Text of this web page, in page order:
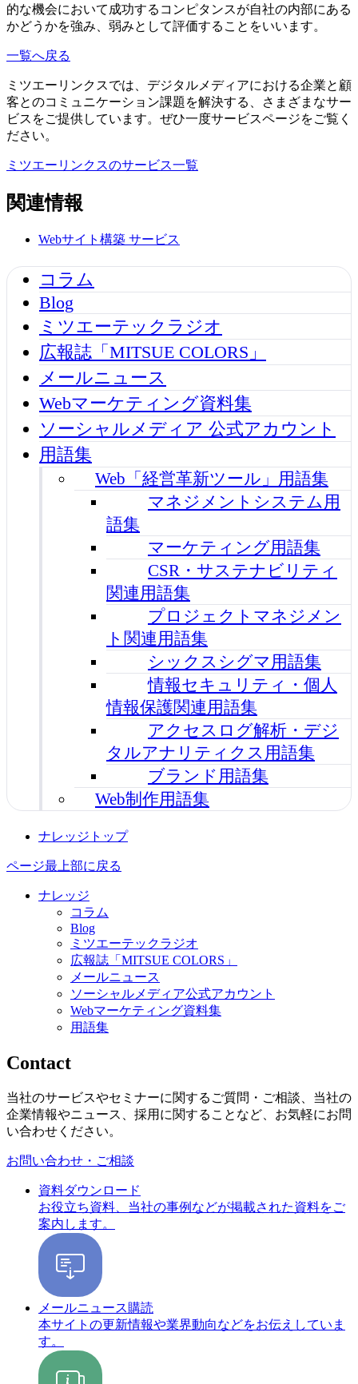
的な機会において成功するコンピタンスが自社の内部にある
かどうかを強み、弱みとして評価することをいいます。
一覧へ戻る
ミツエーリンクスでは、デジタルメディアにおける企業と顧
客とのコミュニケーション課題を解決する、さまざまなサー
ビスをご提供しています。ぜひ一度サービスページをご覧く
ださい。
ミツエーリンクスのサービス一覧
関連情報
Webサイト構築 サービス
コラム
Blog
ミツエーテックラジオ
広報誌「MITSUE COLORS」
メールニュース
Webマーケティング資料集
ソーシャルメディア 公式アカウント
用語集
Web「経営革新ツール」用語集
マネジメントシステム用
語集
マーケティング用語集
CSR・サステナビリティ
関連用語集
プロジェクトマネジメン
ト関連用語集
シックスシグマ用語集
情報セキュリティ・個人
情報保護関連用語集
アクセスログ解析・デジ
タルアナリティクス用語集
ブランド用語集
Web制作用語集
ナレッジトップ
ページ最上部に戻る
ナレッジ
コラム
Blog
ミツエーテックラジオ
広報誌「MITSUE COLORS」
メールニュース
ソーシャルメディア公式アカウント
Webマーケティング資料集
用語集
Contact
当社のサービスやセミナーに関するご質問・ご相談、当社の
企業情報やニュース、採用に関することなど、お気軽にお問
い合わせください。
お問い合わせ・ご相談
資料ダウンロード
お役立ち資料、当社の事例などが掲載された資料をご
案内します。
メールニュース購読
本サイトの更新情報や業界動向などをお伝えしていま
す。